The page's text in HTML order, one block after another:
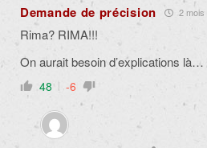
Demande de précision 2 mois
Rima? RIMA!!!
On aurait besoin d’explications là…
48 -6